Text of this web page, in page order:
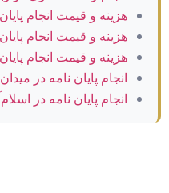
هزینه و قیمت انجام
هزینه و قیمت انجام
هزینه و قیمت انجام
انجام پایان نامه در
انجام پایان نامه در